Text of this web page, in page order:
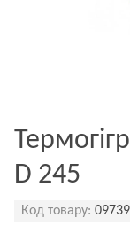
D 245
Код товару: 09739